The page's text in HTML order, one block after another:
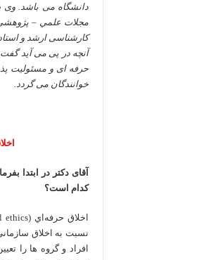
کارشناسی ارشد و
آنچه در پی می آید گفت
حرفه ای و مسئولیت
خوانندگان می گردد.
آقای دکتر در ابتدا
کدام است؟
نسبت به اخلاق
افراد و گروه ها را